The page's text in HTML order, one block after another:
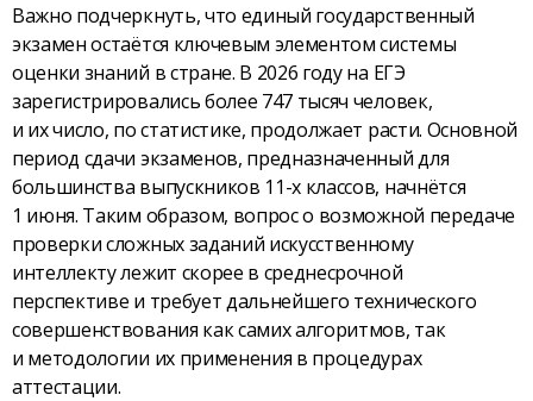
Важно подчеркнуть, что единый государственный
экзамен остаётся ключевым элементом системы
оценки знаний в стране. В 2026 году на ЕГЭ
зарегистрировались более 747 тысяч человек,
и их число, по статистике, продолжает расти. Основной
период сдачи экзаменов, предназначенный для
большинства выпускников 11-х классов, начнётся
1 июня. Таким образом, вопрос о возможной передаче
проверки сложных заданий искусственному
интеллекту лежит скорее в среднесрочной
перспективе и требует дальнейшего технического
совершенствования как самих алгоритмов, так
и методологии их применения в процедурах
аттестации.